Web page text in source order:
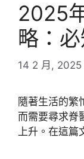
2025
略：
14 2 月, 2025
隨著生活的繁
而需要尋求脊
上升。在這